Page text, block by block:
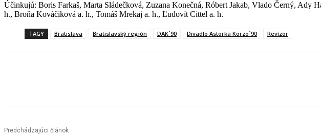
Účinkujú: Boris Farkaš, Marta Sládečková, Zuzana Konečná, Róbert Jakab, Vlado Černý, Ady
h., Broňa Kováčiková a. h., Tomáš Mrekaj a. h., Ľudovít Cittel a. h.
TAGY Bratislava Bratislavský región DAK´90 Divadlo Astorka Korzo´90 Revízor
Predchádzajúci článok